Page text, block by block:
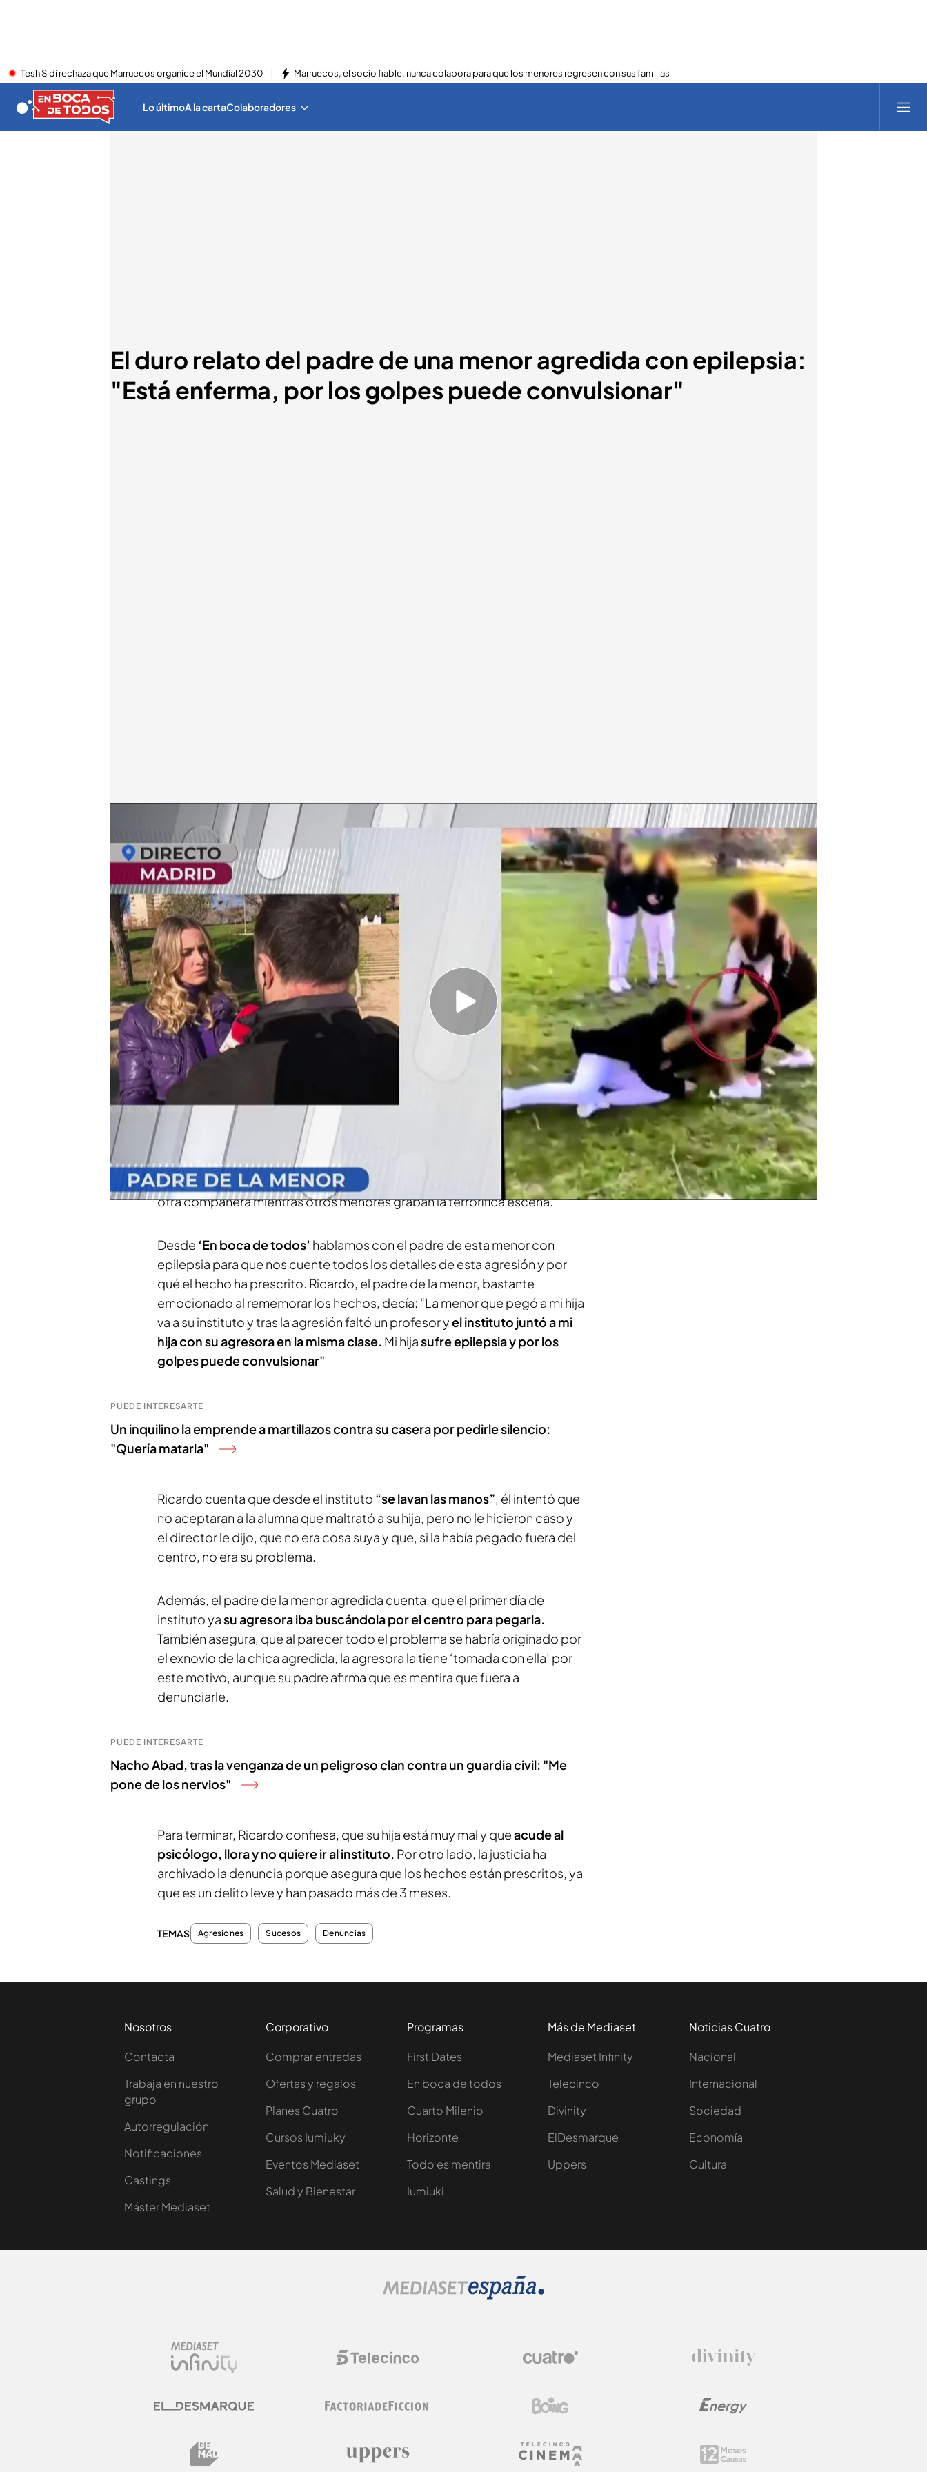
Tesh Sidi rechaza que Marruecos organice el Mundial 2030 Marruecos, el socio fiable, nunca colabora para que los menores regresen con sus familias
Lo últimoA la cartaColaboradores
El duro relato del padre de una menor agredida con epilepsia:
"Está enferma, por los golpes puede convulsionar"
Ricardo, padre de la menor agredida
En boca de todos
19 DIC 2023 - 13:13h.
Una menor con epilepsia ha sufrido una paliza por parte de una
compañera mientras otros la rodeaban y la grababan con el móvil
Un juzgado ha archivado la denuncia porque asegura que los hechos
están prescritos
Ricardo cuenta, que desde el instituto “se lavan las manos” porque la
agresión se produjo fuera del centro
Compartir
Una menor con una discapacidad del 52%
recibió una brutal paliza y ha
quedado impune. Un juzgado
ha archivado la denuncia
porque asegura
que los hechos están prescritos. En las impactantes imágenes, se puede
ver como una menor con epilepsia recibe una brutal paliza por parte de
otra compañera mientras otros menores graban la terrorífica escena.
Desde ‘En boca de todos’ hablamos con el padre de esta menor con
epilepsia para que nos cuente todos los detalles de esta agresión y por
qué el hecho ha prescrito. Ricardo, el padre de la menor, bastante
emocionado al rememorar los hechos, decía: “La menor que pegó a mi hija
va a su instituto y tras la agresión faltó un profesor yel instituto juntó a mi
hija con su agresora en la misma clase. Mi hijasufre epilepsia y por los
golpes puede convulsionar"
PUEDE INTERESARTE
Un inquilino la emprende a martillazos contra su casera por pedirle silencio:
"Quería matarla"
Ricardo cuenta que desde el instituto “se lavan las manos”, él intentó que
no aceptaran a la alumna que maltrató a su hija, pero no le hicieron caso y
el director le dijo, que no era cosa suya y que, si la había pegado fuera del
centro, no era su problema.
Además, el padre de la menor agredida cuenta, que el primer día de
instituto yasu agresora iba buscándola por el centro para pegarla.
También asegura, que al parecer todo el problema se habría originado por
el exnovio de la chica agredida, la agresora la tiene ‘tomada con ella’ por
este motivo, aunque su padre afirma que es mentira que fuera a
denunciarle.
PUEDE INTERESARTE
Nacho Abad, tras la venganza de un peligroso clan contra un guardia civil: "Me
pone de los nervios"
Para terminar, Ricardo confiesa, que su hija está muy mal y queacude al
psicólogo, llora y no quiere ir al instituto. Por otro lado, la justicia ha
archivado la denuncia porque asegura que los hechos están prescritos, ya
que es un delito leve y han pasado más de 3 meses.
TEMAS Agresiones Sucesos Denuncias
Nosotros
Contacta
Trabaja en nuestro
grupo
Autorregulación
Notificaciones
Castings
Máster Mediaset
Corporativo
Comprar entradas
Ofertas y regalos
Planes Cuatro
Cursos Iumiuky
Eventos Mediaset
Salud y Bienestar
Programas
First Dates
En boca de todos
Cuarto Milenio
Horizonte
Todo es mentira
Iumiuki
Más de Mediaset
Mediaset Infinity
Telecinco
Divinity
ElDesmarque
Uppers
Noticias Cuatro
Nacional
Internacional
Sociedad
Economía
Cultura